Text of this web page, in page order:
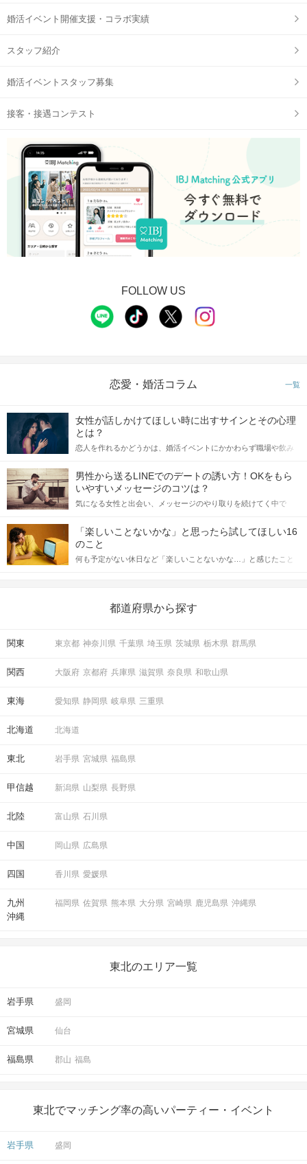
婚活イベント開催支援・コラボ実績
スタッフ紹介
婚活イベントスタッフ募集
接客・接遇コンテスト
FOLLOW US
恋愛・婚活コラム 一覧
女性が話しかけてほしい時に出すサインとその心理
とは？
恋人を作れるかどうかは、婚活イベントにかかわらず職場や飲み
てアプローチできるかにも左右されます。 これから恋人作りを本
格的に始めようとしている方は、女性が異性を求めて出すサイン
をしっかりと理解し、正しい行動に移せるかどうかが重要。 この
記事では、女性が話しかけて欲しい時に出すサインとその心理を
合にどのような行動に繋げるべきかをご紹介していきます。
男性から送るLINEでのデートの誘い方！OKをもら
いやすいメッセージのコツは？
気になる女性と出会い、メッセージのやり取りを続けてく中で
しかし、中には「どう誘ったらいいの？」とお困りの男性もいら
っしゃるのではないでしょうか。 そこで今回は、男性から女性へ
送るLINEでのデートの誘い方のコツをご紹介します。例文も混じ
えながら解説するので、ぜひ参考にしてください。
「楽しいことないかな」と思ったら試してほしい16
のこと
何も予定がない休日など「楽しいことないかな…」と感じたこと
の楽しいことアイデアを集めました♪ いままさに楽しいことを探し
都道府県から探す
関東 東京都 神奈川県 千葉県 埼玉県 茨城県 栃木県 群馬県
関西 大阪府 京都府 兵庫県 滋賀県 奈良県 和歌山県
東海 愛知県 静岡県 岐阜県 三重県
北海道 北海道
東北 岩手県 宮城県 福島県
甲信越 新潟県 山梨県 長野県
北陸 富山県 石川県
中国 岡山県 広島県
四国 香川県 愛媛県
九州
沖縄
福岡県 佐賀県 熊本県 大分県 宮崎県 鹿児島県 沖縄県
東北のエリア一覧
岩手県 盛岡
宮城県 仙台
福島県 郡山 福島
東北でマッチング率の高いパーティー・イベント
岩手県 盛岡